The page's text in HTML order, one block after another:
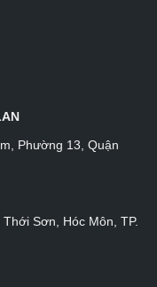
Phường 13, Quận
Sơn, Hóc Môn, TP.